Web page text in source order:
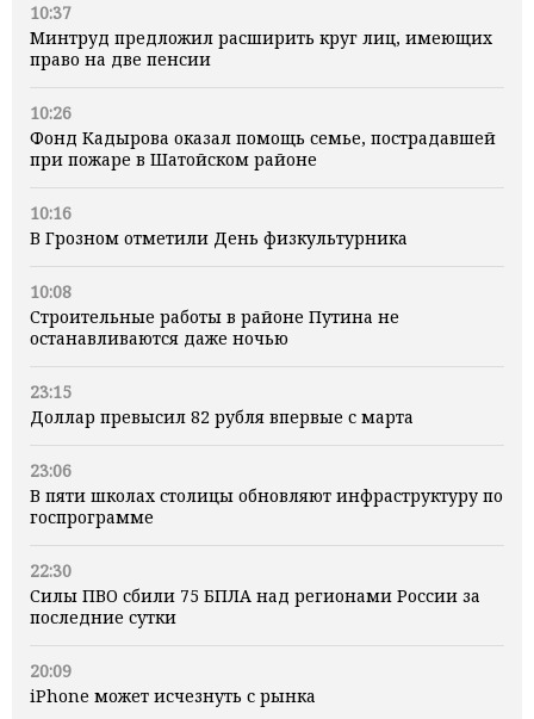
10:37
Минтруд предложил расширить круг лиц, имеющих
право на две пенсии
10:26
Фонд Кадырова оказал помощь семье, пострадавшей
при пожаре в Шатойском районе
10:16
В Грозном отметили День физкультурника
10:08
Строительные работы в районе Путина не
останавливаются даже ночью
23:15
Доллар превысил 82 рубля впервые с марта
23:06
В пяти школах столицы обновляют инфраструктуру по
госпрограмме
22:30
Силы ПВО сбили 75 БПЛА над регионами России за
последние сутки
20:09
iPhone может исчезнуть с рынка